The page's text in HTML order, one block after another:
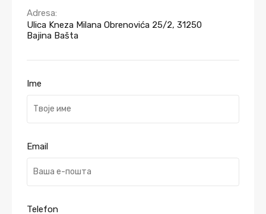
Adresa:
Ulica Kneza Milana Obrenovića 25/2, 31250
Bajina Bašta
Ime
Email
Telefon